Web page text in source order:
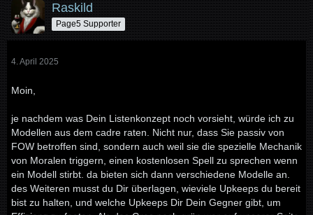
Raskild
Page5 Supporter
4. April 2025
Moin,
je nachdem was Dein Listenkonzept noch vorsieht, würde ich zu
Modellen aus dem cadre raten. Nicht nur, dass Sie passiv von
FOW betroffen sind, sondern auch weil sie die spezielle Mechanik
von Moralen triggern, einen kostenlosen Spell zu sprechen wenn
ein Modell stirbt. da bieten sich dann verschiedene Modelle an.
des Weiteren musst du Dir überlagen, wieviele Upkeeps du bereit
bist zu halten, und welche Upkeeps Dir Dein Gegner gibt, um